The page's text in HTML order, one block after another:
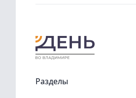
Разделы